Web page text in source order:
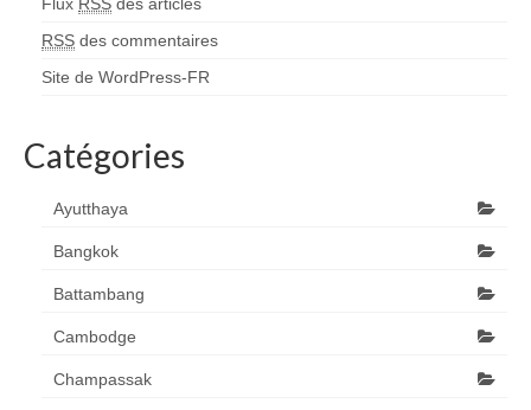
RSS des commentaires
Site de WordPress-FR
Catégories
Ayutthaya
Bangkok
Battambang
Cambodge
Champassak